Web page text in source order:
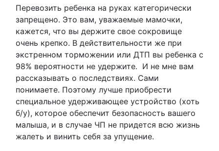
Перевозить ребенка на руках категорически
запрещено. Это вам, уважаемые мамочки,
кажется, что вы держите свое сокровище
очень крепко. В действительности же при
экстренном торможении или ДТП вы ребенка с
98% вероятности не удержите. И не мне вам
рассказывать о последствиях. Сами
понимаете. Поэтому лучше приобрести
специальное удерживающее устройство (хоть
б/у), которое обеспечит безопасность вашего
малыша, и в случае ЧП не придется всю жизнь
жалеть и винить себя за упущение.